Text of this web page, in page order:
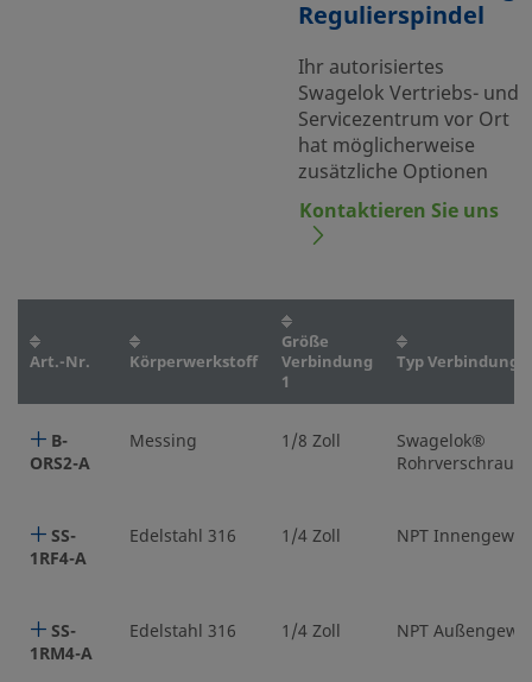
Regulierspindel
Ihr autorisiertes
Swagelok Vertriebs- und
Servicezentrum vor Ort
hat möglicherweise
zusätzliche Optionen
Kontaktieren Sie uns
Art.-Nr. Körperwerkstoff
Größe
Verbindung
1
Typ Verbindung 1
B-
ORS2-A
Messing 1/8 Zoll
Swagelok®
SS-
1RF4-A
Edelstahl 316 1/4 Zoll NPT
SS-
1RM4-A
Edelstahl 316 1/4 Zoll NPT